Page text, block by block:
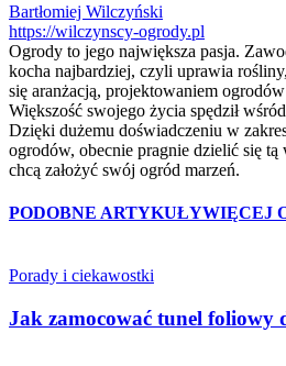
Bartłomiej Wilczyński
https://wilczynscy-ogrody.pl
Ogrody to jego największa pasja.
kocha najbardziej, czyli uprawia
się aranżacją, projektowaniem
Większość swojego życia spędził
Dzięki dużemu doświadczeniu w
ogrodów, obecnie pragnie dzielić się
chcą założyć swój ogród marzeń.
PODOBNE ARTYKUŁYWIĘCEJ
Porady i ciekawostki
Jak zamocować tunel foliowy